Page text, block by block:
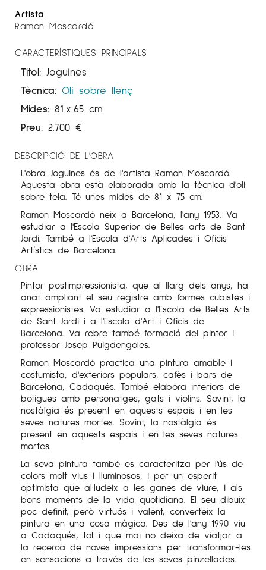
Artista
Ramon Moscardó
CARACTERÍSTIQUES PRINCIPALS
Títol: Joguines
Tècnica: Oli sobre llenç
Mides: 81 x 65 cm
Preu: 2.700 €
DESCRIPCIÓ DE L'OBRA
L'obra Joguines és de l'artista Ramon Moscardó.
Aquesta obra està elaborada amb la tècnica d'oli
sobre tela. Té unes mides de 81 x 75 cm.
Ramon Moscardó neix a Barcelona, l'any 1953. Va
estudiar a l'Escola Superior de Belles arts de Sant
Jordi. També a l'Escola d'Arts Aplicades i Oficis
Artístics de Barcelona.
OBRA
Pintor postimpressionista, que al llarg dels anys, ha
anat ampliant el seu registre amb formes cubistes i
expressionistes. Va estudiar a l'Escola de Belles Arts
de Sant Jordi i a l'Escola d'Art i Oficis de
Barcelona. Va rebre també formació del pintor i
professor Josep Puigdengoles.
Ramon Moscardó practica una pintura amable i
costumista, d'exteriors populars, cafès i bars de
Barcelona, Cadaqués. També elabora interiors de
botigues amb personatges, gats i violins. Sovint, la
nostàlgia és present en aquests espais i en les
seves natures mortes. Sovint, la nostàlgia és
present en aquests espais i en les seves natures
mortes.
La seva pintura també es caracteritza per l'ús de
colors molt vius i lluminosos, i per un esperit
optimista que al·ludeix a les ganes de viure, i als
bons moments de la vida quotidiana. El seu dibuix
poc definit, però virtuós i valent, converteix la
pintura en una cosa màgica. Des de l'any 1990 viu
a Cadaqués, tot i que mai no deixa de viatjar a
la recerca de noves impressions per transformar-les
en sensacions a través de les seves pinzellades.